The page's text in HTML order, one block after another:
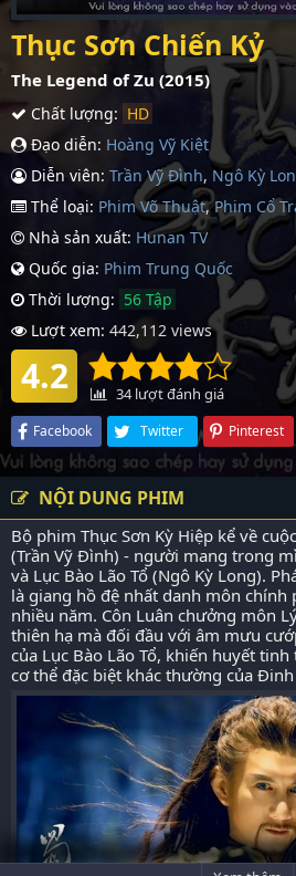
Thục Sơn Chiến Kỷ
The Legend of Zu (2015)
Chất lượng: HD
Đạo diễn: Hoàng Vỹ Kiệt
Diễn viên: Trần Vỹ Đình, Ngô Kỳ
Thể loại: Phim Võ Thuật,Phim Cổ
Nhà sản xuất: Hunan TV
Quốc gia: Phim Trung Quốc
Thời lượng: 56 Tập
Lượt xem: 442,112 views
4.2 34lượt đánh giá
Facebook Twitter
Pinterest
NỘI DUNG PHIM
Bộ phim Thục Sơn Kỳ Hiệp kể về
(Trần Vỹ Đình) - người mang trong
và Lục Bào Lão Tổ (Ngô Kỳ Long).
là giang hồ đệ nhất danh môn
nhiều năm. Côn Luân chưởng môn
thiên hạ mà đối đầu với âm mưu
của Lục Bào Lão Tổ, khiến huyết
cơ thể đặc biệt khác thường của Đinh